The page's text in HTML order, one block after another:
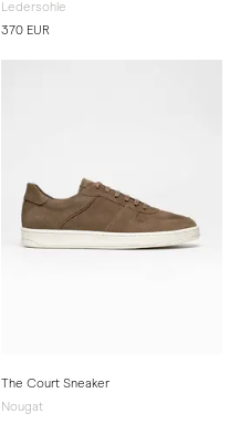
Ledersohle
370 EUR
The Court Sneaker
Nougat